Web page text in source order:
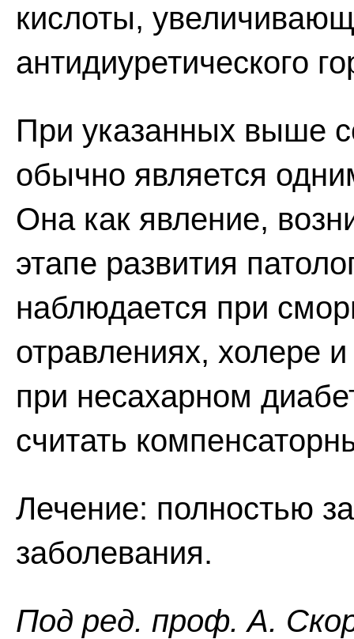
кислоты,
антидиуретического
При указанных выше
обычно является
Она как явление,
этапе развития
наблюдается при
отравлениях, холере
при несахарном
считать
Лечение: полностью
заболевания.
Пoд peд. проф. А.